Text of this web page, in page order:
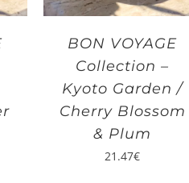
BON VOYAGE
Collection –
Kyoto Garden /
Cherry Blossom
& Plum
21.47€